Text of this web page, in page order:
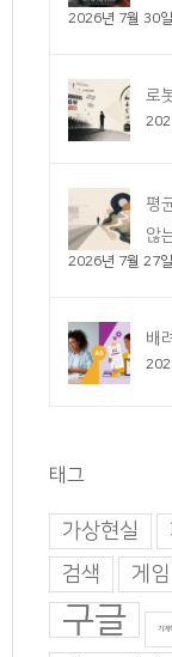
2026년 7월 30
로
평
않
2026년 7월 27
배
태그
가상현실
검색
게임
구글 기계